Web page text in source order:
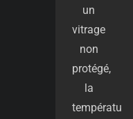
un
vitrage
non
protégé,
la
température